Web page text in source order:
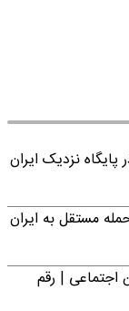
نزدیک ایران
برای حمله مستقل به ایران
اجتماعی | رقم